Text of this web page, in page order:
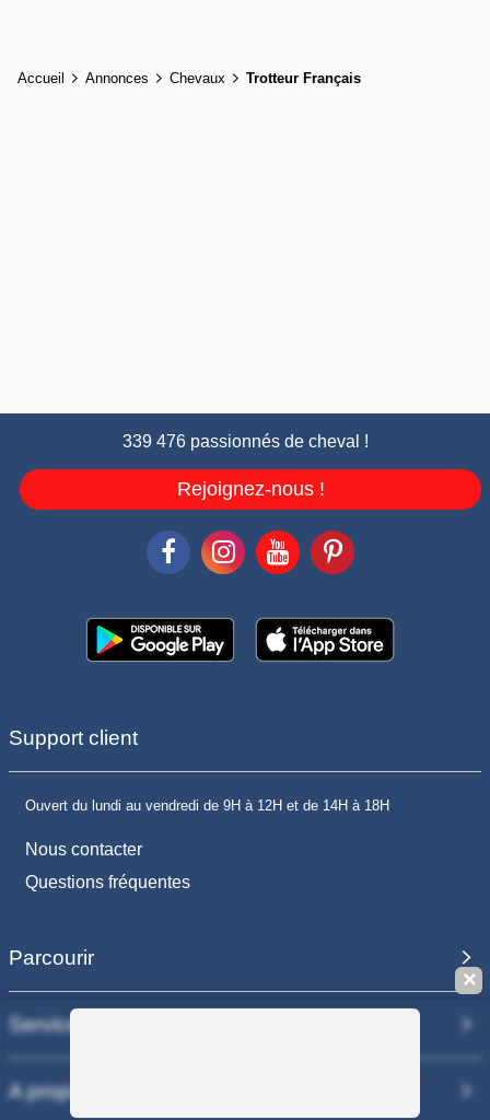
Accueil Annonces Chevaux Trotteur Français
339 476 passionnés de cheval !
Rejoignez-nous !
Support client
Ouvert du lundi au vendredi de 9H à 12H et de 14H à 18H
Nous contacter
Questions fréquentes
Parcourir
Services
A propos
✕